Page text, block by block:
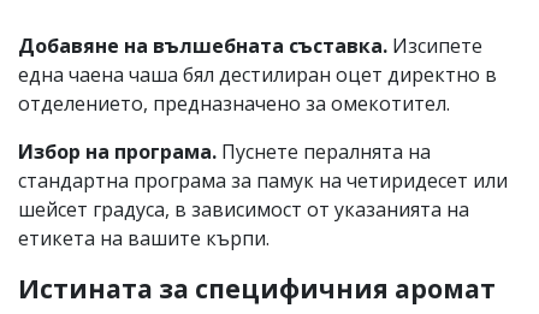
Добавяне на вълшебната съставка. Изсипете
една чаена чаша бял дестилиран оцет директно в
отделението, предназначено за омекотител.
Избор на програма. Пуснете пералнята на
стандартна програма за памук на четиридесет или
шейсет градуса, в зависимост от указанията на
етикета на вашите кърпи.
Истината за специфичния аромат